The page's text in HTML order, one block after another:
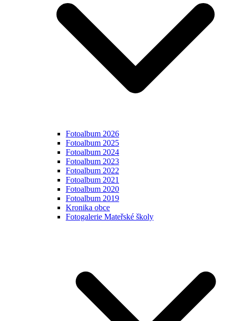
Fotoalbum 2026
Fotoalbum 2025
Fotoalbum 2024
Fotoalbum 2023
Fotoalbum 2022
Fotoalbum 2021
Fotoalbum 2020
Fotoalbum 2019
Kronika obce
Fotogalerie Mateřské školy